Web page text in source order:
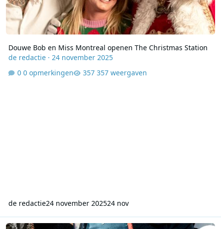
Douwe Bob en Miss Montreal openen The Christmas Station
de redactie· 24 november 2025
0 opmerkingen
357 weergaven
de redactie24 november 202524 nov
Sky Radio brengt vanaf maadag de 00’s en 10’s opnieuw tot leven